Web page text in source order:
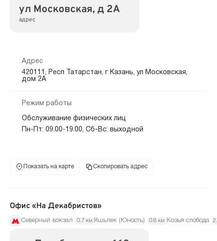
ул Московская, д 2А
адрес
Адрес
420111, Респ Татарстан, г Казань, ул Московская,
дом 2А
Режим работы
Обслуживание физических лиц
Пн-Пт: 09.00-19.00, Сб-Вс: выходной
Показать на карте Скопировать адрес
Офис «На Декабристов»
Северный вокзал 0.7 км Яшьлек (Юность) 0.8 км Козья слобода